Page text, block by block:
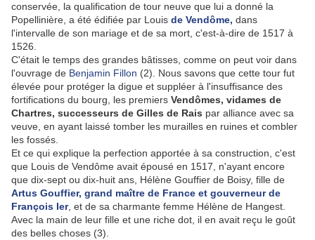
conservée, la qualification de tour neuve que lui a donné la
Popellinière, a été édifiée par Louis de Vendôme, dans
l'intervalle de son mariage et de sa mort, c'est-à-dire de 1517 à
1526.
C'était le temps des grandes bâtisses, comme on peut voir dans
l'ouvrage de Benjamin Fillon (2). Nous savons que cette tour fut
élevée pour protéger la digue et suppléer à l'insuffisance des
fortifications du bourg, les premiers Vendômes, vidames de
Chartres, successeurs de Gilles de Rais par alliance avec sa
veuve, en ayant laissé tomber les murailles en ruines et combler
les fossés.
Et ce qui explique la perfection apportée à sa construction, c'est
que Louis de Vendôme avait épousé en 1517, n'ayant encore
que dix-sept ou dix-huit ans, Hélène Gouffier de Boisy, fille de
Artus Gouffier, grand maître de France et gouverneur de
François Ier, et de sa charmante femme Hélène de Hangest.
Avec la main de leur fille et une riche dot, il en avait reçu le goût
des belles choses (3).